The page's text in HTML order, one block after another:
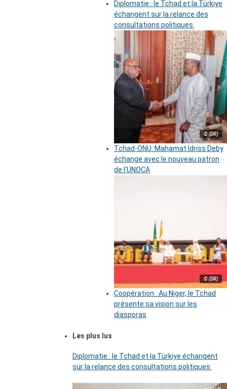
Diplomatie : le Tchad et la Türkiye
échangent sur la relance des
consultations politiques
© (DR)
Tchad-ONU: Mahamat Idriss Deby
échange avec le nouveau patron
de l’UNOCA
© (DR)
Coopération : Au Niger, le Tchad
présente sa vision sur les
diasporas
Les plus lus
Diplomatie : le Tchad et la Türkiye échangent
sur la relance des consultations politiques